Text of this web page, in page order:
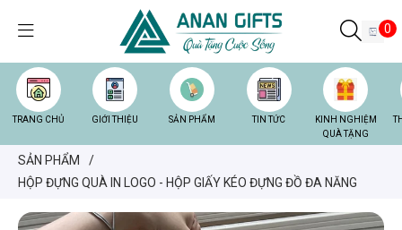
0
TRANG CHỦ GIỚI THIỆU SẢN PHẨM TIN TỨC
KINH NGHIỆM
QUÀ TẶNG
SẢN PHẨM
/
HỘP ĐỰNG QUÀ IN LOGO - HỘP GIẤY KÉO ĐỰNG ĐỒ ĐA NĂNG